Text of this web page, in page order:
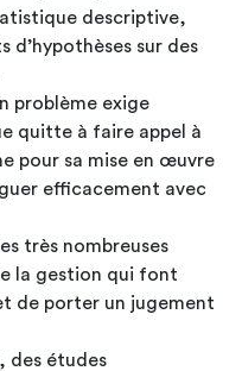
descriptive,
sur des
problème exige
quitte à faire appel à
pour sa mise en œuvre
efficacement avec
très nombreuses
la gestion qui font
de porter un jugement
des études